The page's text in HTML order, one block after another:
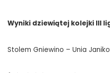
Wyniki dziewiątej kolejki III
Stolem Gniewino – Unia